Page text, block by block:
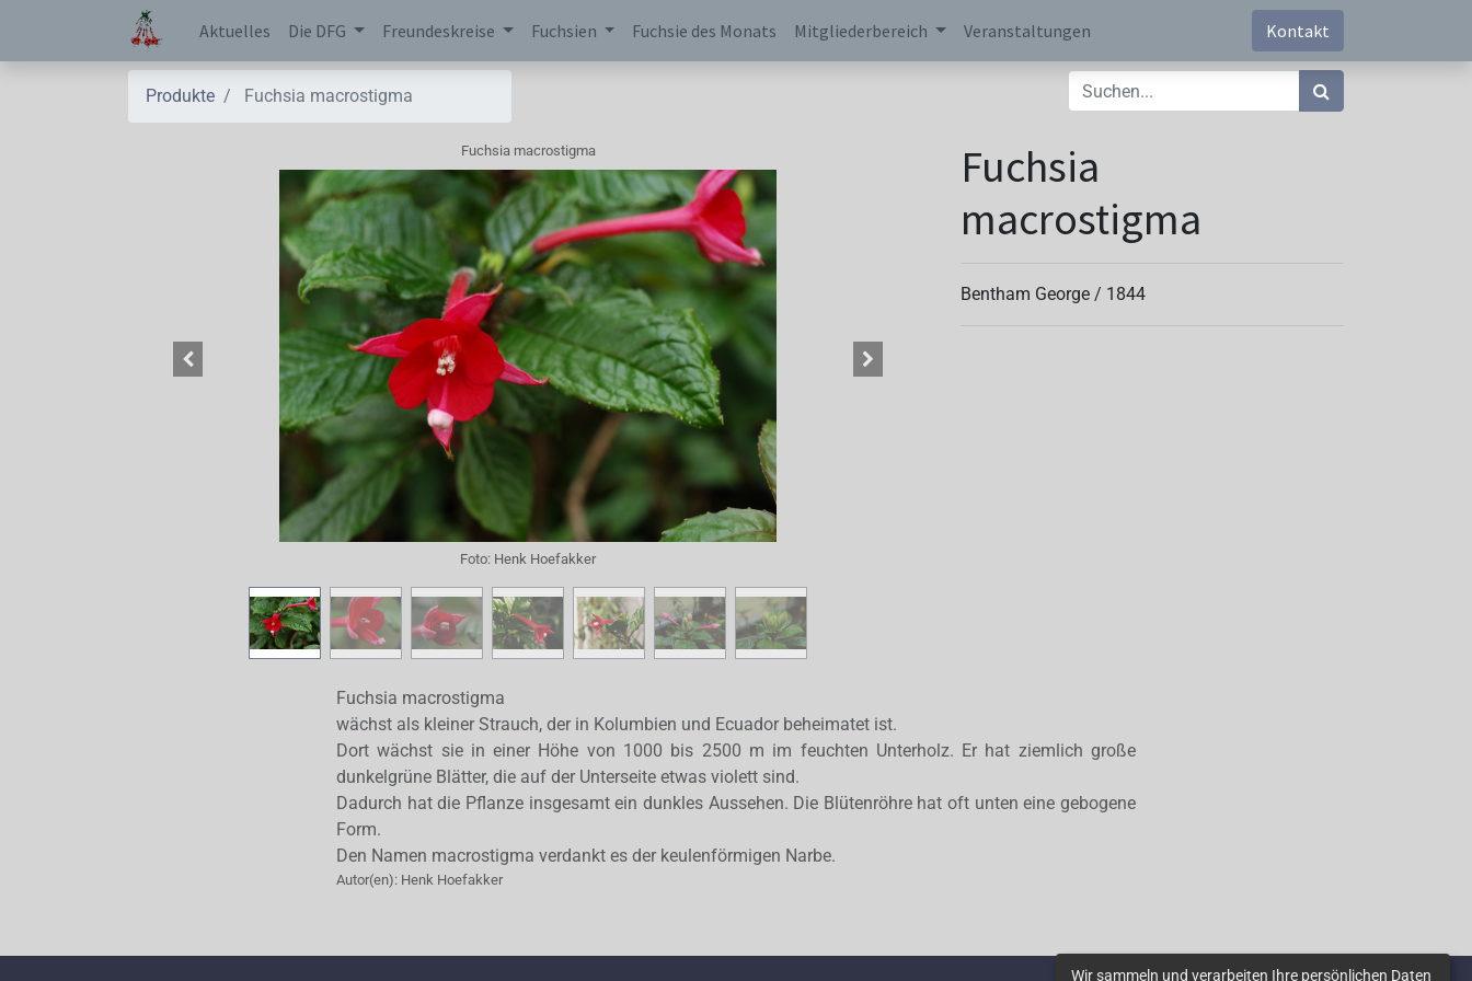
Aktuelles Die DFG Freundeskreise Fuchsien Fuchsie des Monats Mitgliederbereich Veranstaltungen Kontakt
Produkte Fuchsia macrostigma
Fuchsia macrostigma
Foto: Henk Hoefakker
Fuchsia
macrostigma
Bentham George / 1844
Fuchsia macrostigma
wächst als kleiner Strauch, der in Kolumbien und Ecuador beheimatet ist.
Dort wächst sie in einer Höhe von 1000 bis 2500 m im feuchten Unterholz. Er hat ziemlich große
dunkelgrüne Blätter, die auf der Unterseite etwas violett sind.
Dadurch hat die Pflanze insgesamt ein dunkles Aussehen. Die Blütenröhre hat oft unten eine gebogene
Form.
Den Namen macrostigma verdankt es der keulenförmigen Narbe.
Autor(en): Henk Hoefakker
Wir sammeln und verarbeiten Ihre persönlichen Daten